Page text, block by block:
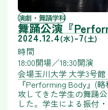
演劇・舞踊学科
舞踊公演『
2024.12.4(水)-7(土)
時間
18:00開場／18:30開演
会場玉川大学 大学3号
『Performing Body』(
攻してきた学生の舞踊
した。学生による振付